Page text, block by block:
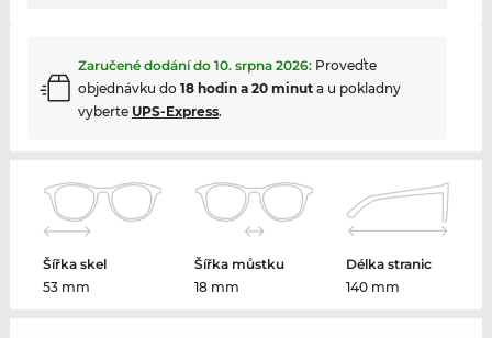
Zaručené dodání do 10. srpna 2026: Proveďte
objednávku do 18 hodin a 20 minuta u pokladny
vyberte UPS-Express.
Šířka skel
53 mm
Šířka můstku
18 mm
Délka stranic
140 mm